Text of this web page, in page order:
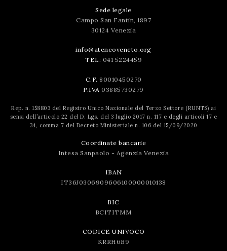
Sede legale
Campo San Fantin, 1897
30124 Venezia
info@ateneoveneto.org
TEL: 041 5224459
C.F. 80010450270
P.IVA 03885730279
Rep. n. 158803 del Registro Unico Nazionale del Terzo Settore (RUNTS) ai
sensi dell’articolo 22 del D. Lgs. del 3 luglio 2017 n. 117 e degli articoli 17 e
34, comma 7 del Decreto Ministeriale n. 106 del 15/09/2020
Coordinate bancarie
Intesa Sanpaolo - Agenzia Venezia
IBAN
IT36J0306909606100000010138
BIC
BCITITMM
CODICE UNIVOCO
KRRH6B9